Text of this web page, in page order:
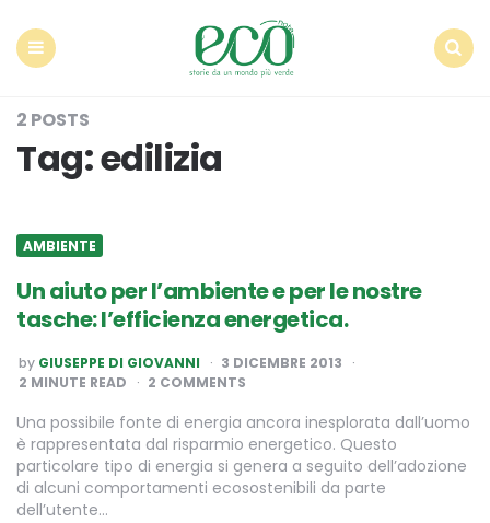
2 POSTS
Tag:edilizia
AMBIENTE
Un aiuto per l’ambiente e per le nostre
tasche: l’efficienza energetica.
POSTED
BY
by GIUSEPPE DI GIOVANNI
3 DICEMBRE 2013
2 MINUTE READ 2 COMMENTS
Una possibile fonte di energia ancora inesplorata dall’uomo
è rappresentata dal risparmio energetico. Questo
particolare tipo di energia si genera a seguito dell’adozione
di alcuni comportamenti ecosostenibili da parte
dell’utente…